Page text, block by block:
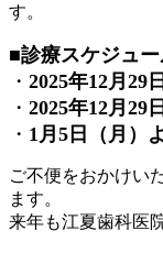
す。
■診療スケジュ
・ 2025年12月29
・ 2025年12月29
・ 1月5日（月）
ご不便をおかけい
ます。
来年も江夏歯科医